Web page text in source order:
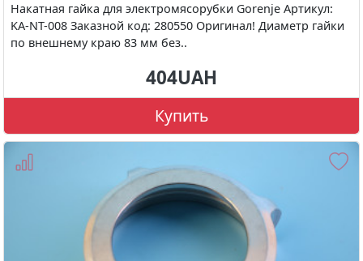
Накатная гайка для электромясорубки Gorenje Артикул:
KA-NT-008 Заказной код: 280550 Оригинал! Диаметр гайки
по внешнему краю 83 мм без..
404UAH
Купить